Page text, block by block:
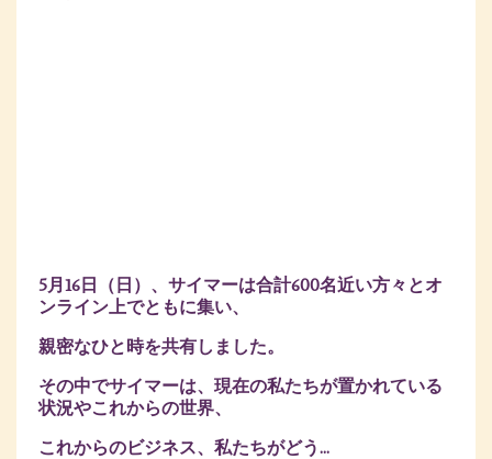
5月16日（日）、サイマーは合計600名近い方々とオ
ンライン上でともに集い、
親密なひと時を共有しました。
その中でサイマーは、現在の私たちが置かれている
状況やこれからの世界、
これからのビジネス、私たちがどう...